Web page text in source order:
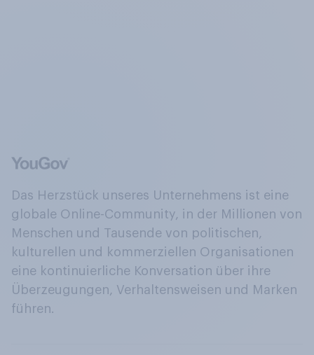
Das Herzstück unseres Unternehmens ist eine
globale Online-Community, in der Millionen von
Menschen und Tausende von politischen,
kulturellen und kommerziellen Organisationen
eine kontinuierliche Konversation über ihre
Überzeugungen, Verhaltensweisen und Marken
führen.